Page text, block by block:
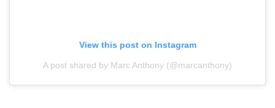
View this post on Instagram
A post shared by Marc Anthony (@marcanthony)